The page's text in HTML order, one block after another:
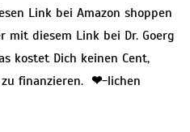
Link bei Amazon shoppen
mit diesem Link bei Dr. Goerg
kostet Dich keinen Cent,
finanzieren. ❤-lichen